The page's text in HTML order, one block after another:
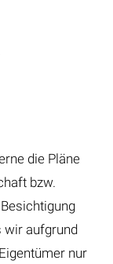
die Pläne
bzw.
wir aufgrund
nur